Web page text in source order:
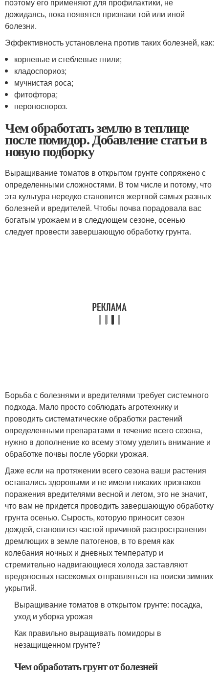
дожидаясь, пока появятся признаки той или иной
болезни.
Эффективность установлена против таких болезней, как:
корневые и стеблевые гнили;
кладоспориоз;
мучнистая роса;
фитофтора;
пероноспороз.
Чем обработать землю в теплице
после помидор. Добавление статьи в
новую подборку
Выращивание томатов в открытом грунте сопряжено с
определенными сложностями. В том числе и потому, что
эта культура нередко становится жертвой самых разных
болезней и вредителей. Чтобы почва порадовала вас
богатым урожаем и в следующем сезоне, осенью
следует провести завершающую обработку грунта.
Борьба с болезнями и вредителями требует системного
подхода. Мало просто соблюдать агротехнику и
проводить систематические обработки растений
определенными препаратами в течение всего сезона,
нужно в дополнение ко всему этому уделить внимание и
обработке почвы после уборки урожая.
Даже если на протяжении всего сезона ваши растения
оставались здоровыми и не имели никаких признаков
поражения вредителями весной и летом, это не значит,
что вам не придется проводить завершающую обработку
грунта осенью. Сырость, которую приносит сезон
дождей, становится частой причиной распространения
дремлющих в земле патогенов, в то время как
колебания ночных и дневных температур и
стремительно надвигающиеся холода заставляют
вредоносных насекомых отправляться на поиски зимних
укрытий.
Выращивание томатов в открытом грунте: посадка,
уход и уборка урожая
Как правильно выращивать помидоры в
незащищенном грунте?
Чем обработать грунт от болезней